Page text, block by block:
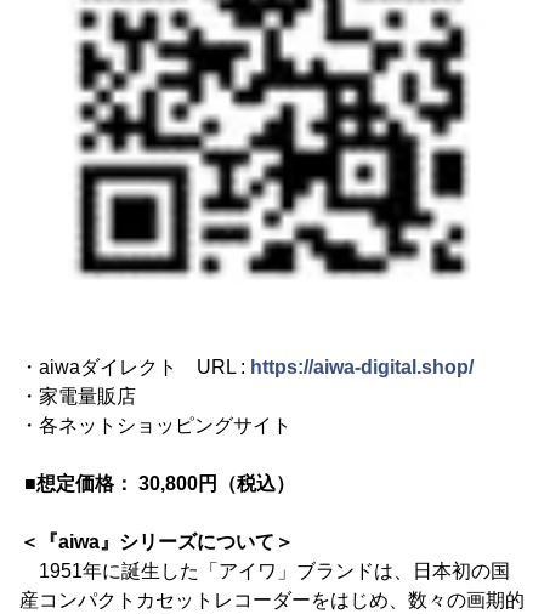
・aiwaダイレクト URL : https://aiwa-digital.shop/
・家電量販店
・各ネットショッピングサイト
■想定価格： 30,800円（税込）
＜『aiwa』シリーズについて＞
1951年に誕生した「アイワ」ブランドは、日本初の国
産コンパクトカセットレコーダーをはじめ、数々の画期的